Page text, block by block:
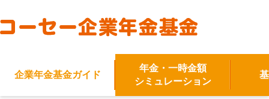
企業年金基金ガイド
年金・一時金額
シミュレーション